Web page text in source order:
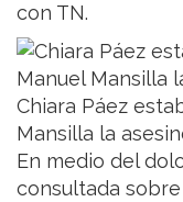
con TN.
Chiara Páez
Mansilla la
En medio del
consultada